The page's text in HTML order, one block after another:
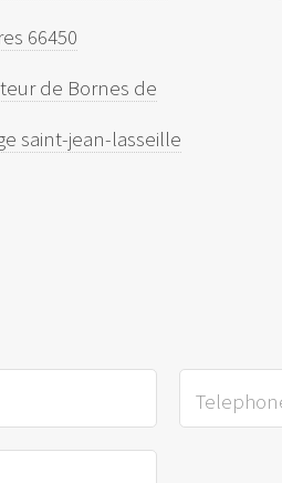
66450
de Bornes de
saint-jean-lasseille